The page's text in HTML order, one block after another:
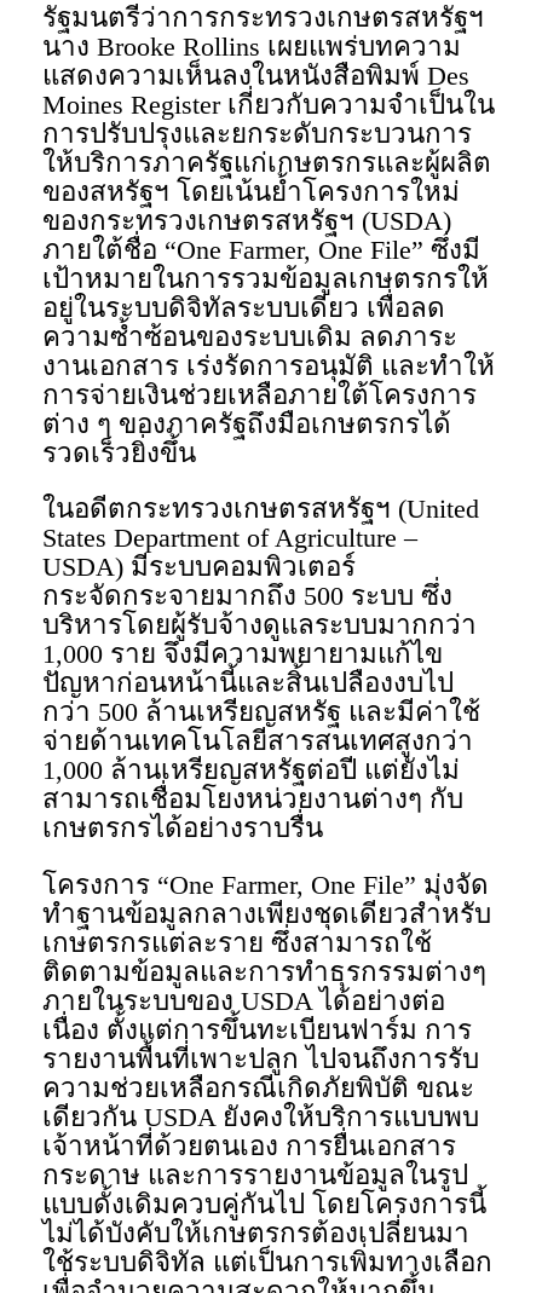
รัฐมนตรีว่าการกระทรวงเกษตรสหรัฐฯ
นาง Brooke Rollins เผยแพร่บทความ
แสดงความเห็นลงในหนังสือพิมพ์ Des
Moines Register เกี่ยวกับความจำเป็นใน
การปรับปรุงและยกระดับกระบวนการ
ให้บริการภาครัฐแก่เกษตรกรและผู้ผลิต
ของสหรัฐฯ โดยเน้นย้ำโครงการใหม่
ของกระทรวงเกษตรสหรัฐฯ (USDA)
ภายใต้ชื่อ “One Farmer, One File” ซึ่งมี
เป้าหมายในการรวมข้อมูลเกษตรกรให้
อยู่ในระบบดิจิทัลระบบเดียว เพื่อลด
ความซ้ำซ้อนของระบบเดิม ลดภาระ
งานเอกสาร เร่งรัดการอนุมัติ และทำให้
การจ่ายเงินช่วยเหลือภายใต้โครงการ
ต่าง ๆ ของภาครัฐถึงมือเกษตรกรได้
รวดเร็วยิ่งขึ้น
ในอดีตกระทรวงเกษตรสหรัฐฯ (United
States Department of Agriculture –
USDA) มีระบบคอมพิวเตอร์
กระจัดกระจายมากถึง 500 ระบบ ซึ่ง
บริหารโดยผู้รับจ้างดูแลระบบมากกว่า
1,000 ราย จึงมีความพยายามแก้ไข
ปัญหาก่อนหน้านี้และสิ้นเปลืองงบไป
กว่า 500 ล้านเหรียญสหรัฐ และมีค่าใช้
จ่ายด้านเทคโนโลยีสารสนเทศสูงกว่า
1,000 ล้านเหรียญสหรัฐต่อปี แต่ยังไม่
สามารถเชื่อมโยงหน่วยงานต่างๆ กับ
เกษตรกรได้อย่างราบรื่น
โครงการ “One Farmer, One File” มุ่งจัด
ทำฐานข้อมูลกลางเพียงชุดเดียวสำหรับ
เกษตรกรแต่ละราย ซึ่งสามารถใช้
ติดตามข้อมูลและการทำธุรกรรมต่างๆ
ภายในระบบของ USDA ได้อย่างต่อ
เนื่อง ตั้งแต่การขึ้นทะเบียนฟาร์ม การ
รายงานพื้นที่เพาะปลูก ไปจนถึงการรับ
ความช่วยเหลือกรณีเกิดภัยพิบัติ ขณะ
เดียวกัน USDA ยังคงให้บริการแบบพบ
เจ้าหน้าที่ด้วยตนเอง การยื่นเอกสาร
กระดาษ และการรายงานข้อมูลในรูป
แบบดั้งเดิมควบคู่กันไป โดยโครงการนี้
ไม่ได้บังคับให้เกษตรกรต้องเปลี่ยนมา
ใช้ระบบดิจิทัล แต่เป็นการเพิ่มทางเลือก